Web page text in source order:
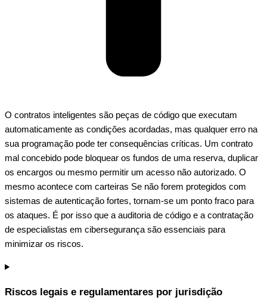
O contratos inteligentes são peças de código que executam
automaticamente as condições acordadas, mas qualquer erro na
sua programação pode ter consequências críticas. Um contrato
mal concebido pode bloquear os fundos de uma reserva, duplicar
os encargos ou mesmo permitir um acesso não autorizado. O
mesmo acontece com carteiras Se não forem protegidos com
sistemas de autenticação fortes, tornam-se um ponto fraco para
os ataques. É por isso que a auditoria de código e a contratação
de especialistas em cibersegurança são essenciais para
minimizar os riscos.
Riscos legais e regulamentares por jurisdição